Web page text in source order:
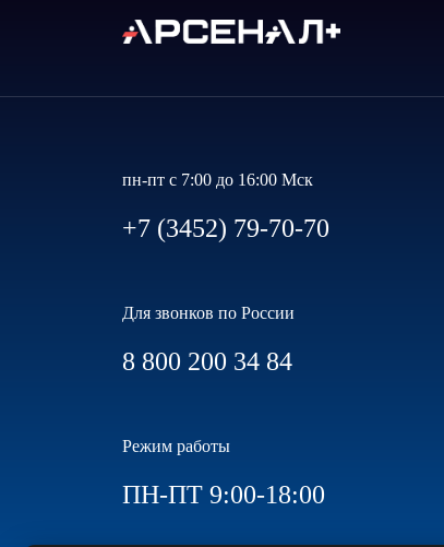
пн-пт с 7:00 до 16:00 Мск
+7 (3452) 79-70-70
Для звонков по России
8 800 200 34 84
Режим работы
ПН-ПТ 9:00-18:00